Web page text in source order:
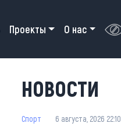
Проекты О нас
НОВОСТИ
Спорт 6 августа, 2026 22:10